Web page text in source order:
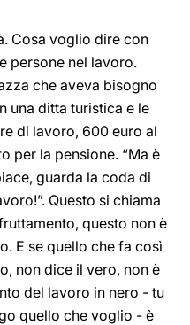
Cosa voglio dire con
persone nel lavoro.
che aveva bisogno
una ditta turistica e le
di lavoro, 600 euro al
per la pensione. “Ma è
guarda la coda di
Questo si chiama
questo non è
E se quello che fa così
non dice il vero, non è
del lavoro in nero - tu
quello che voglio - è